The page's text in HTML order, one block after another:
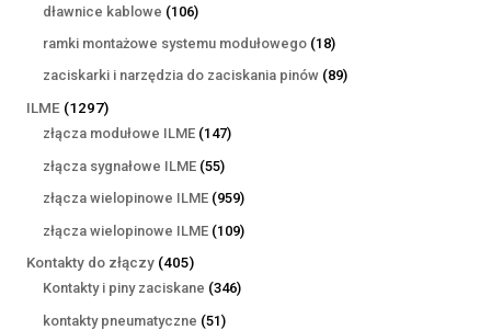
dławnice kablowe 106106
produktów
ramki montażowe systemu modułowego 1818
produktów
zaciskarki i narzędzia do zaciskania pinów 8989
ILME 12971297
produktów
złącza modułowe ILME 147147
złącza sygnałowe ILME 5555
produktów
złącza wielopinowe ILME 959959
produktów
złącza wielopinowe ILME 109109
Kontakty do złączy 405405
produktów
Kontakty i piny zaciskane 346346
kontakty pneumatyczne 5151